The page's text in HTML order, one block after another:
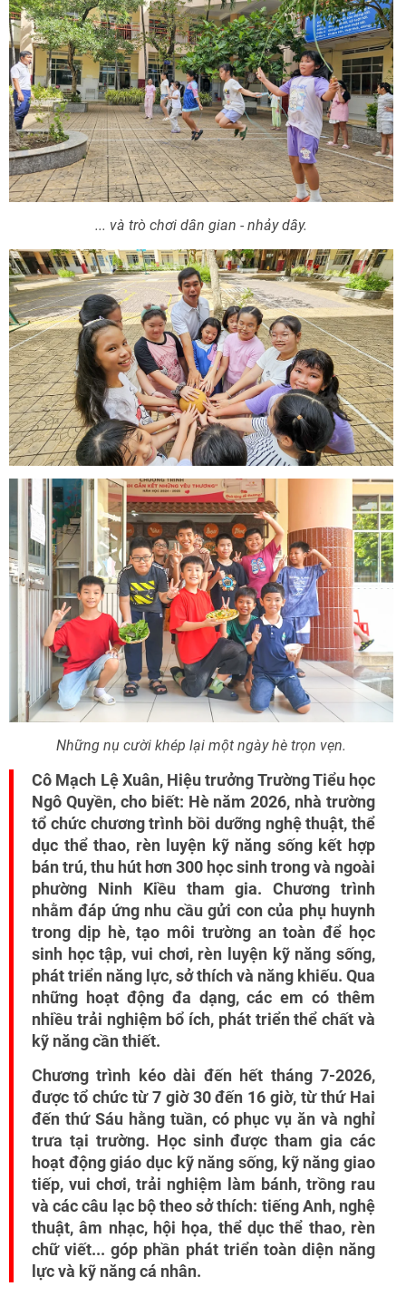
... và trò chơi dân gian - nhảy dây.
Những nụ cười khép lại một ngày hè trọn vẹn.
Cô Mạch Lệ Xuân, Hiệu trưởng Trường Tiểu học
Ngô Quyền, cho biết: Hè năm 2026, nhà trường
tổ chức chương trình bồi dưỡng nghệ thuật, thể
dục thể thao, rèn luyện kỹ năng sống kết hợp
bán trú, thu hút hơn 300 học sinh trong và ngoài
phường Ninh Kiều tham gia. Chương trình
nhằm đáp ứng nhu cầu gửi con của phụ huynh
trong dịp hè, tạo môi trường an toàn để học
sinh học tập, vui chơi, rèn luyện kỹ năng sống,
phát triển năng lực, sở thích và năng khiếu. Qua
những hoạt động đa dạng, các em có thêm
nhiều trải nghiệm bổ ích, phát triển thể chất và
kỹ năng cần thiết.
Chương trình kéo dài đến hết tháng 7-2026,
được tổ chức từ 7 giờ 30 đến 16 giờ, từ thứ Hai
đến thứ Sáu hằng tuần, có phục vụ ăn và nghỉ
trưa tại trường. Học sinh được tham gia các
hoạt động giáo dục kỹ năng sống, kỹ năng giao
tiếp, vui chơi, trải nghiệm làm bánh, trồng rau
và các câu lạc bộ theo sở thích: tiếng Anh, nghệ
thuật, âm nhạc, hội họa, thể dục thể thao, rèn
chữ viết... góp phần phát triển toàn diện năng
lực và kỹ năng cá nhân.